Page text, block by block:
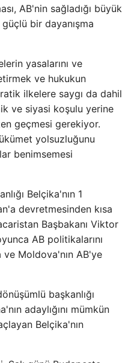
AB'nin sağladığı büyük
bir dayanışma
yasalarını ve
ve hukukun
ilkelere saygı da dahil
ve siyasi koşulu yerine
geçmesi gerekiyor.
yolsuzluğunu
benimsemesi
Belçika'nın 1
devretmesinden kısa
Başbakanı Viktor
AB politikalarını
Moldova'nın AB'ye
başkanlığı
adaylığını mümkün
Belçika'nın